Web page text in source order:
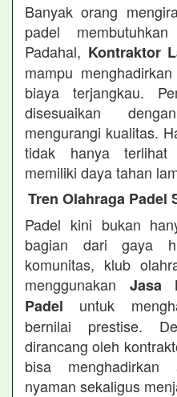
Banyak orang
padel
Padahal, Kontraktor
mampu
biaya terjangkau.
disesuaikan
mengurangi kualitas.
tidak hanya
memiliki daya tahan
Tren Olahraga Padel
Padel kini bukan
bagian dari gaya
komunitas, klub
menggunakan Jasa
Padel untuk
bernilai prestise.
dirancang oleh
bisa
nyaman sekaligus